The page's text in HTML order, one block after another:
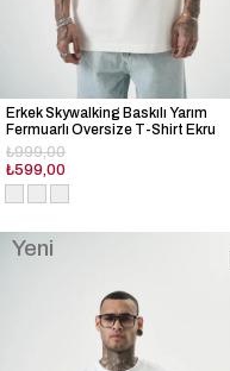
Erkek Skywalking Baskılı Yarım
Fermuarlı Oversize T-Shirt Ekru
₺599,00
₺999,00
Yeni